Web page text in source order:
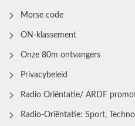
Morse code
ON-klassement
Onze 80m ontvangers
Privacybeleid
Radio Oriëntatie/ ARDF
Radio‑Oriëntatie: Sport,